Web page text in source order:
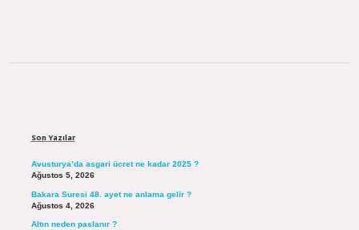
Son Yazılar
Avusturya’da asgari ücret ne kadar 2025 ?
Ağustos 5, 2026
Bakara Suresi 48. ayet ne anlama gelir ?
Ağustos 4, 2026
Altın neden paslanır ?